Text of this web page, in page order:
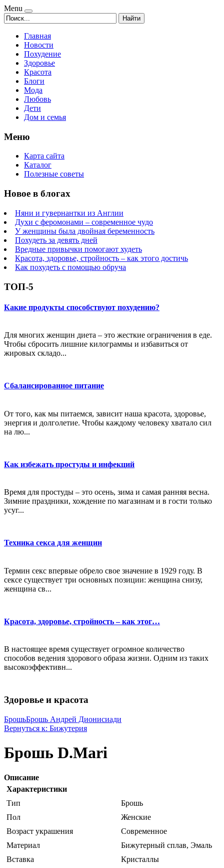
Menu
Найти
Главная
Новости
Похудение
Здоровье
Красота
Блоги
Мода
Любовь
Дети
Дом и семья
Меню
Карта сайта
Каталог
Полезные советы
Новое в блогах
Няни и гувернантки из Англии
Духи с феромонами – современное чудо
У женщины была двойная беременность
Похудеть за девять дней
Вредные привычки помогают худеть
Красота, здоровье, стройность – как этого достичь
Как похудеть с помощью обруча
ТОП-5
Какие продукты способствуют похудению?
Для многих женщин диета – это жесткие ограничения в еде.
Чтобы сбросить лишние килограммы и избавиться от
жировых складо...
Сбалансированное питание
От того, как мы питаемся, зависит наша красота, здоровье,
энергия и долголетие. Чтобы каждому человеку хватало сил
на лю...
Как избежать простуды и инфекций
Время для простуды – это осень, зима и самая ранняя весна.
Зимние праздники, хождение по магазинам и в гости только
усуг...
Техника секса для женщин
Термин секс впервые обрело свое значение в 1929 году. В
сексе существует три основных позиции: женщина снизу,
женщина св...
Красота, здоровье, стройность – как этог…
В настоящее время существует огромное количество
способов ведения здорового образа жизни. Одним из таких
высокоэффективн...
Здоровье и красота
БрошьБрошь Андрей Дионисиади
Вернуться к: Бижутерия
Брошь D.Mari
Описание
Характеристики
Тип
Брошь
Пол
Женские
Возраст украшения
Современное
Материал
Бижутерный сплав, Эмаль
Вставка
Кристаллы